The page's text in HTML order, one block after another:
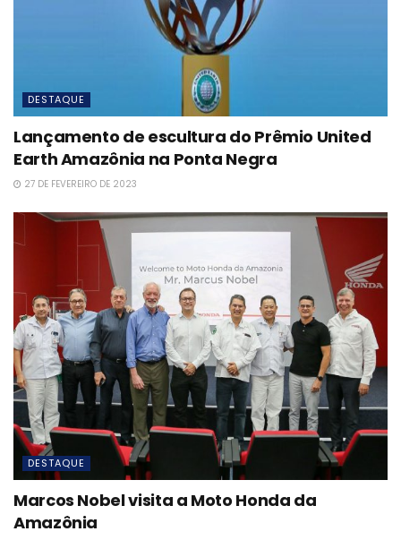
DESTAQUE
Lançamento de escultura do Prêmio United
Earth Amazônia na Ponta Negra
27 DE FEVEREIRO DE 2023
DESTAQUE
Marcos Nobel visita a Moto Honda da
Amazônia